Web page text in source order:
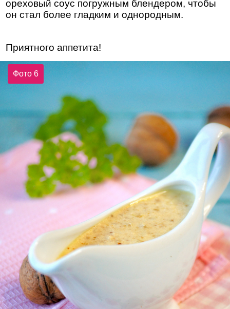
ореховый соус погружным блендером, чтобы
он стал более гладким и однородным.
Приятного аппетита!
Фото 6